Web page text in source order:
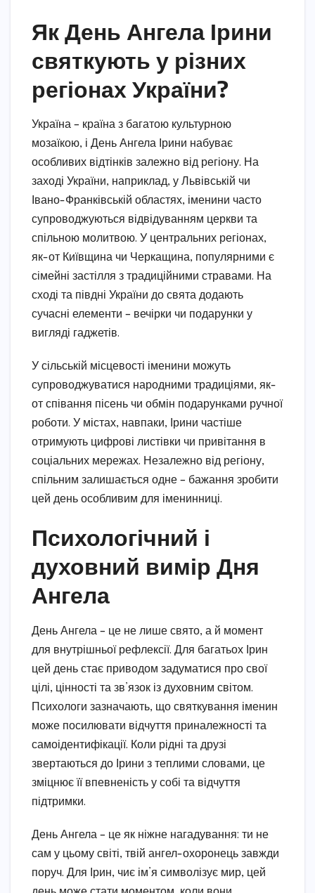
Як День Ангела Ірини
святкують у різних
регіонах України?
Україна – країна з багатою культурною
мозаїкою, і День Ангела Ірини набуває
особливих відтінків залежно від регіону. На
заході України, наприклад, у Львівській чи
Івано-Франківській областях, іменини часто
супроводжуються відвідуванням церкви та
спільною молитвою. У центральних регіонах,
як-от Київщина чи Черкащина, популярними є
сімейні застілля з традиційними стравами. На
сході та півдні України до свята додають
сучасні елементи – вечірки чи подарунки у
вигляді гаджетів.
У сільській місцевості іменини можуть
супроводжуватися народними традиціями, як-
от співання пісень чи обмін подарунками ручної
роботи. У містах, навпаки, Ірини частіше
отримують цифрові листівки чи привітання в
соціальних мережах. Незалежно від регіону,
спільним залишається одне – бажання зробити
цей день особливим для іменинниці.
Психологічний і
духовний вимір Дня
Ангела
День Ангела – це не лише свято, а й момент
для внутрішньої рефлексії. Для багатьох Ірин
цей день стає приводом задуматися про свої
цілі, цінності та зв’язок із духовним світом.
Психологи зазначають, що святкування іменин
може посилювати відчуття приналежності та
самоідентифікації. Коли рідні та друзі
звертаються до Ірини з теплими словами, це
зміцнює її впевненість у собі та відчуття
підтримки.
День Ангела – це як ніжне нагадування: ти не
сам у цьому світі, твій ангел-охоронець завжди
поруч. Для Ірин, чиє ім’я символізує мир, цей